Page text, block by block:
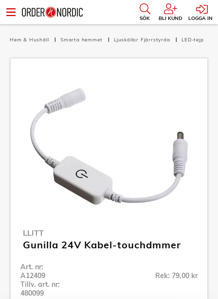
SÖK BLI KUND LOGGA IN
Hem & Hushåll Smarta hemmet Ljuskällor Fjärrstyrda LED-tejp
LLITT
Gunilla 24V Kabel-touchdmmer
Art. nr:
A12409
Tillv. art. nr:
480099
Rek: 79,00 kr